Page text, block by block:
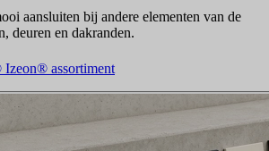
aansluiten bij andere elementen van de
deuren en dakranden.
assortiment